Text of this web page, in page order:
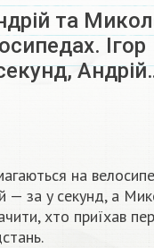
та
Ігор
на
— за y секунд, а
хто приїхав